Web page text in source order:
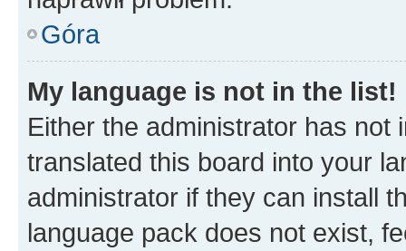
Góra
My language is not in the list!
Either the administrator has not
translated this board into your
administrator if they can install
language pack does not exist,